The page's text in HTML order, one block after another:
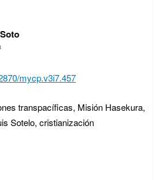
mycp.v3i7.457
transpacíficas, Misión Hasekura,
Sotelo, cristianización